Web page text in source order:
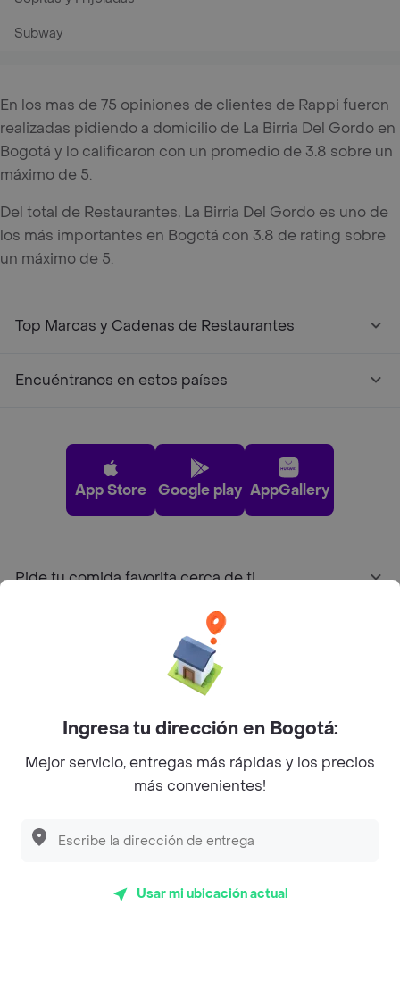
Subway
En los mas de 75 opiniones de clientes de Rappi fueron
realizadas pidiendo a domicilio de La Birria Del Gordo en
Bogotá y lo calificaron con un promedio de 3.8 sobre un
máximo de 5.
Del total de Restaurantes, La Birria Del Gordo es uno de
los más importantes en Bogotá con 3.8 de rating sobre
un máximo de 5.
Top Marcas y Cadenas de Restaurantes
Encuéntranos en estos países
App Store Google play AppGallery
Pide tu comida favorita cerca de ti
Sobre Rappi
Facebook
Twitter
Instagram
©2026Rappi Inc. All rights reserved.
Ingresa tu dirección en Bogotá:
Mejor servicio, entregas más rápidas y los precios
más convenientes!
Usar mi ubicación actual